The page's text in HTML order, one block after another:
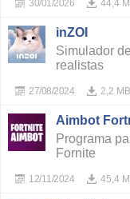
44,4
30/01/2026
inZOI
Simulador
realistas
2,2 MB
27/08/2024
Aimbot
Programa
Fornite
45,4
12/11/2024